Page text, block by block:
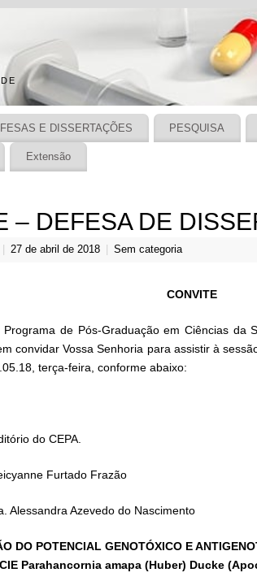
E DISSERTAÇÕES PESQUISA
Extensão
– DEFESA DE
27 de abril de 2018 Sem categoria
CONVITE
de Pós-Graduação em Ciências da
convidar Vossa Senhoria para assistir à
terça-feira, conforme abaixo:
do CEPA.
Furtado Frazão
Alessandra Azevedo do Nascimento
DO POTENCIAL GENOTÓXICO E
Parahancornia amapa (Huber) Ducke